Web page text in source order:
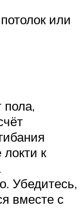
или
пола,
к
Убедитесь,
вместе с